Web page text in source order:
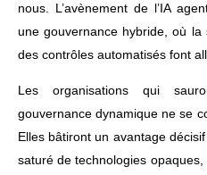
nous. L’avènement de l’IA
une gouvernance hybride, où la
des contrôles automatisés font
Les organisations qui
gouvernance dynamique ne se
Elles bâtiront un avantage
saturé de technologies